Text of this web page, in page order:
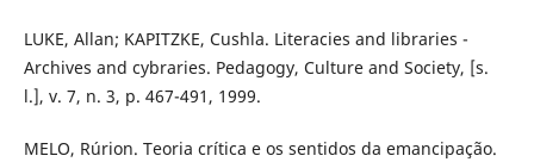
LUKE, Allan; KAPITZKE, Cushla. Literacies and libraries -
Archives and cybraries. Pedagogy, Culture and Society, [s.
l.], v. 7, n. 3, p. 467-491, 1999.
MELO, Rúrion. Teoria crítica e os sentidos da emancipação.